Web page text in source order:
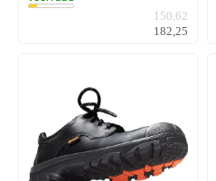
150,62
182,25